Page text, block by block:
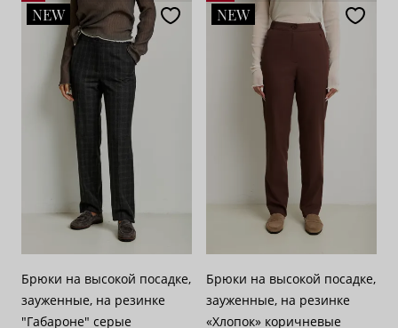
По популярности
По возрастанию цены
По убыванию цены
28
NEW
Брюки на высокой посадке,
зауженные, на резинке
"Габароне" серые
NEW
Брюки на высокой посадке,
зауженные, на резинке
«Хлопок» коричневые